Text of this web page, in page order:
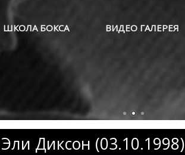
ШКОЛА БОКСА ВИДЕО ГАЛЕРЕЯ
Диксон (03.10.1998)